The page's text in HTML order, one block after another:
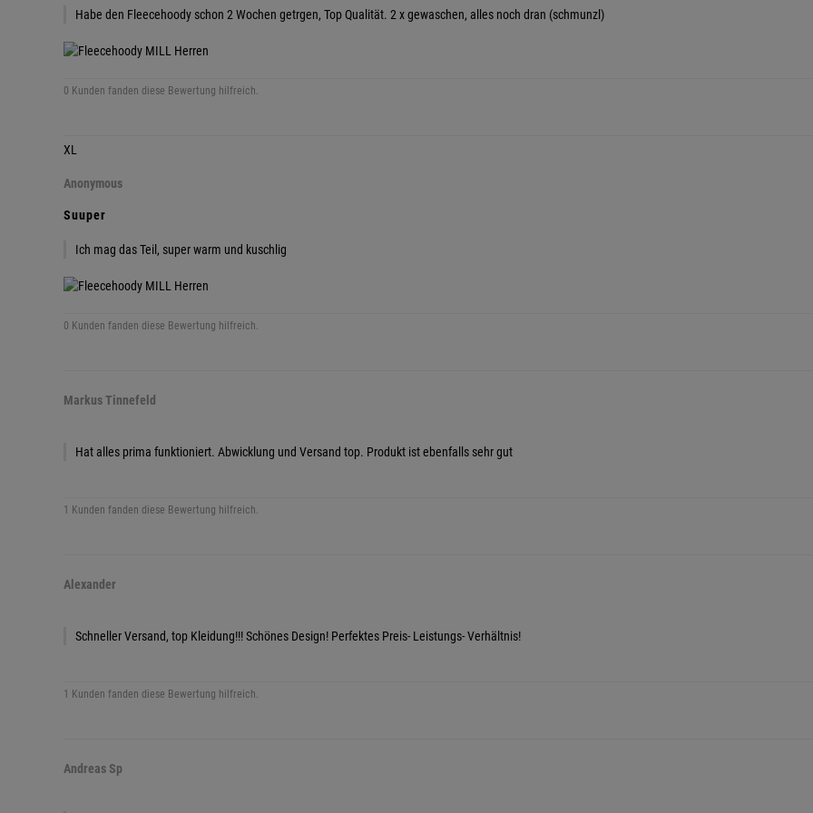
Habe den Fleecehoody schon 2 Wochen getrgen, Top Qualität. 2 x gewaschen, alles noch dran (schmunzl)
0 Kunden fanden diese Bewertung hilfreich.
XL
Anonymous
Suuper
Ich mag das Teil, super warm und kuschlig
0 Kunden fanden diese Bewertung hilfreich.
Markus Tinnefeld
Hat alles prima funktioniert. Abwicklung und Versand top. Produkt ist ebenfalls sehr gut
1 Kunden fanden diese Bewertung hilfreich.
Alexander
Schneller Versand, top Kleidung!!! Schönes Design! Perfektes Preis- Leistungs- Verhältnis!
1 Kunden fanden diese Bewertung hilfreich.
Andreas Sp